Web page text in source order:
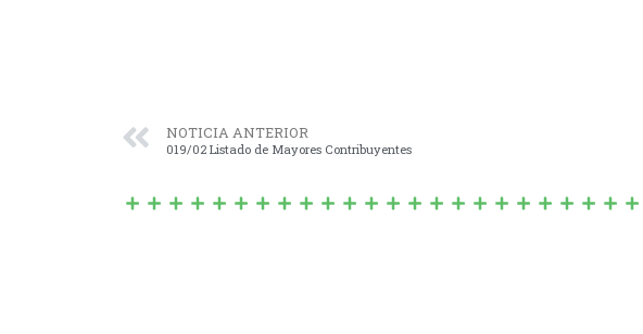
NOTICIA ANTERIOR
019/02 Listado de Mayores Contribuyentes